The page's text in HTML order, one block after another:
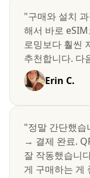
"구매와 설치
해서 바로
로밍보다 훨씬
추천합니다. 다
Erin C.
"정말 간단했
→ 결제 완료.
잘 작동했습니
게 구매하는 게